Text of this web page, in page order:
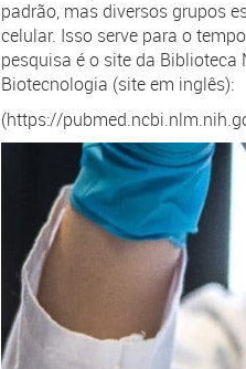
padrão, mas diversos grupos
celular. Isso serve para o
pesquisa é o site da
Biotecnologia (site em inglês):
(https://